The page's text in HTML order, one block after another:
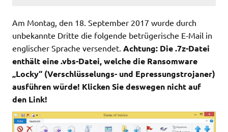
Am Montag, den 18. September 2017 wurde durch
unbekannte Dritte die folgende betrügerische E-Mail in
englischer Sprache versendet. Achtung: Die .7z-Datei
enthält eine .vbs-Datei, welche die Ransomware
„Locky“ (Verschlüsselungs- und Epressungstrojaner)
ausführen würde! Klicken Sie deswegen nicht auf
den Link!